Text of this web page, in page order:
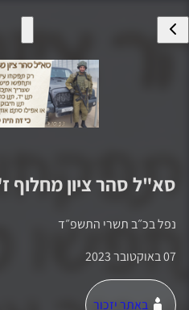
סא"לסהר ציון מחלוף
נפל בכ״ב תשרי התשפ״ד
07 באוקטובר 2023
באתר יזכור